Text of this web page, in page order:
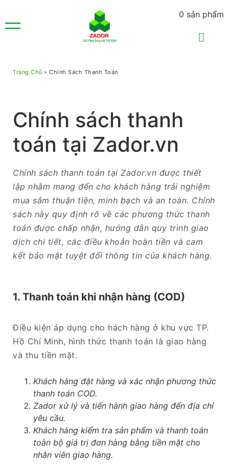
0 sản phẩm
Trang Chủ » Chính Sách Thanh Toán
Chính sách thanh
toán tại Zador.vn
Chính sách thanh toán tại Zador.vn được thiết
lập nhằm mang đến cho khách hàng trải nghiệm
mua sắm thuận tiện, minh bạch và an toàn. Chính
sách này quy định rõ về các phương thức thanh
toán được chấp nhận, hướng dẫn quy trình giao
dịch chi tiết, các điều khoản hoàn tiền và cam
kết bảo mật tuyệt đối thông tin của khách hàng.
1. Thanh toán khi nhận hàng (COD)
Điều kiện áp dụng cho hách hàng ở khu vực TP.
Hồ Chí Minh, hình thức thanh toán là giao hàng
và thu tiền mặt.
Khách hàng đặt hàng và xác nhận phương thức
thanh toán COD.
Zador xử lý và tiến hành giao hàng đến địa chỉ
yêu cầu.
Khách hàng kiểm tra sản phẩm và thanh toán
toàn bộ giá trị đơn hàng bằng tiền mặt cho
nhân viên giao hàng.